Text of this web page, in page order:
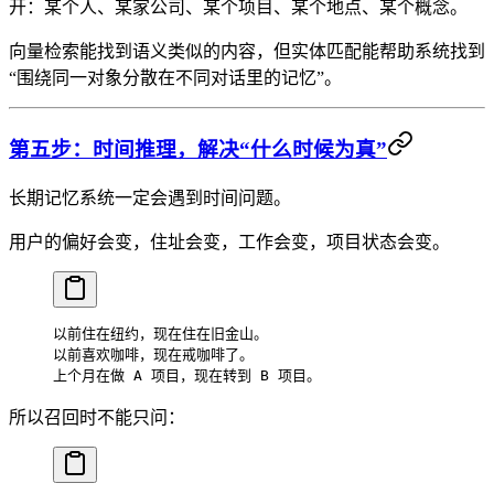
开：某个人、某家公司、某个项目、某个地点、某个概念。
向量检索能找到语义类似的内容，但实体匹配能帮助系统找到
“围绕同一对象分散在不同对话里的记忆”。
第五步：时间推理，解决“什么时候为真”
长期记忆系统一定会遇到时间问题。
用户的偏好会变，住址会变，工作会变，项目状态会变。
以前住在纽约，现在住在旧金山。
以前喜欢咖啡，现在戒咖啡了。
上个月在做 A 项目，现在转到 B 项目。
所以召回时不能只问：